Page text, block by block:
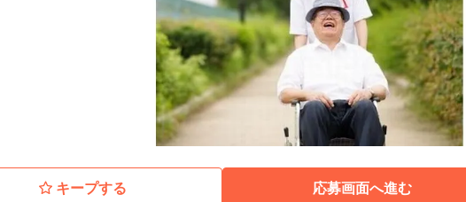
キープする 応募画面へ進む